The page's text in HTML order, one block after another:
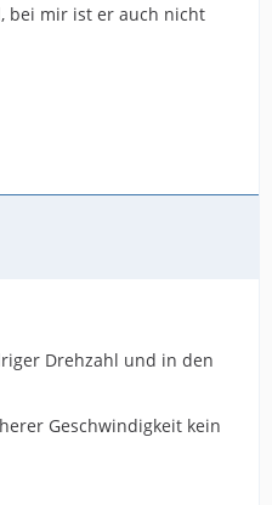
bei mir ist er auch nicht
Drehzahl und in den
Geschwindigkeit kein